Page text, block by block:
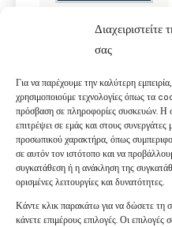
Διαχειριστείτε
σας
Για να παρέχουμε την καλύτερη
χρησιμοποιούμε τεχνολογίες όπως τα
πρόσβαση σε πληροφορίες συσκευών. Η
επιτρέψει σε εμάς και στους
προσωπικού χαρακτήρα, όπως
σε αυτόν τον ιστότοπο και να
συγκατάθεση ή η ανάκληση της
ορισμένες λειτουργίες και δυνατότητες.
Κάντε κλικ παρακάτω για να δώσετε τη
κάνετε επιμέρους επιλογές. Οι